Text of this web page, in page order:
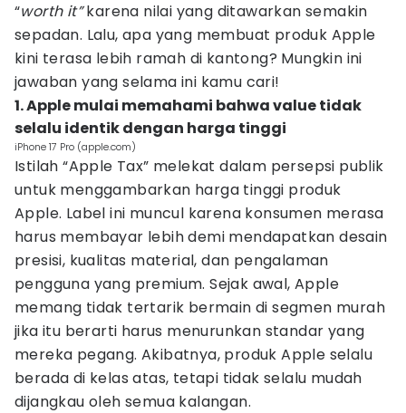
“worth it”karena nilai yang ditawarkan semakin
sepadan. Lalu, apa yang membuat produk Apple
kini terasa lebih ramah di kantong? Mungkin ini
jawaban yang selama ini kamu cari!
1. Apple mulai memahami bahwa value tidak
selalu identik dengan harga tinggi
iPhone 17 Pro (apple.com)
Istilah “Apple Tax” melekat dalam persepsi publik
untuk menggambarkan harga tinggi produk
Apple. Label ini muncul karena konsumen merasa
harus membayar lebih demi mendapatkan desain
presisi, kualitas material, dan pengalaman
pengguna yang premium. Sejak awal, Apple
memang tidak tertarik bermain di segmen murah
jika itu berarti harus menurunkan standar yang
mereka pegang. Akibatnya, produk Apple selalu
berada di kelas atas, tetapi tidak selalu mudah
dijangkau oleh semua kalangan.